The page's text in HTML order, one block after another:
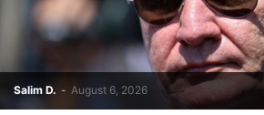
Salim D. - August 6, 2026